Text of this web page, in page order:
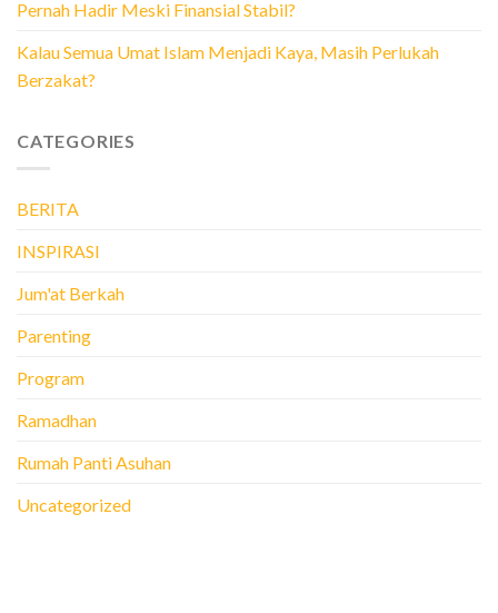
Pernah Hadir Meski Finansial Stabil?
Kalau Semua Umat Islam Menjadi Kaya, Masih Perlukah
Berzakat?
CATEGORIES
BERITA
INSPIRASI
Jum'at Berkah
Parenting
Program
Ramadhan
Rumah Panti Asuhan
Uncategorized